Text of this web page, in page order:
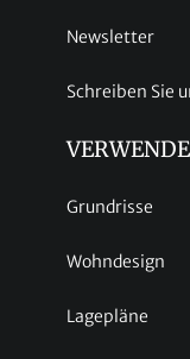
Newsletter
Schreiben Sie
Grundrisse
Wohndesign
Lagepläne